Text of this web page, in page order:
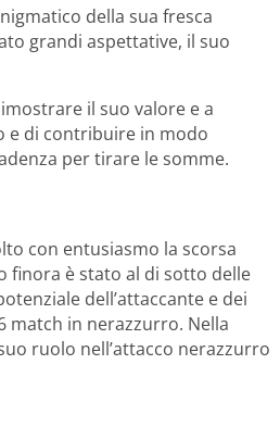
della sua fresca
grandi aspettative, il suo
il suo valore e a
e di contribuire in modo
per tirare le somme.
con entusiasmo la scorsa
finora è stato al di sotto delle
dell’attaccante e dei
match in nerazzurro. Nella
ruolo nell’attacco nerazzurro